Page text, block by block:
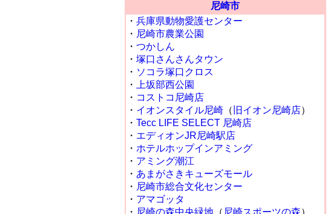
尼崎市
・ 兵庫県動物愛護センター
・ 尼崎市農業公園
・ つかしん
・ 塚口さんさんタウン
・ ソコラ塚口クロス
・
上坂部西公園
・ コストコ尼崎店
・ イオンスタイル尼崎 （ 旧イオン尼崎店）
・ Tecc LIFE SELECT 尼崎店
・ エディオンJR尼崎駅店
・ ホテルホップインアミング
・ アミング潮江
・ あまがさきキューズモール
・ 尼崎市総合文化センター
・ アマゴッタ
・ 尼崎の森中央緑地 （ 尼崎スポーツの森）